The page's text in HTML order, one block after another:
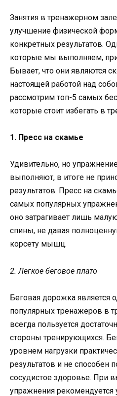
Занятия в тренажерном
улучшение физической
конкретных результатов.
которые мы выполняем,
Бывает, что они являются
настоящей работой над
рассмотрим топ-5 самых
которые стоит избегать в
1. Пресс на скамье
Удивительно, но
выполняют, в итоге не
результатов. Пресс на
самых популярных
оно затрагивает лишь
спины, не давая
корсету мышц.
2. Легкое беговое плато
Беговая дорожка является
популярных тренажеров в
всегда пользуется
стороны тренирующихся.
уровнем нагрузки
результатов и не способен
сосудистое здоровье. При
упражнения рекомендуется